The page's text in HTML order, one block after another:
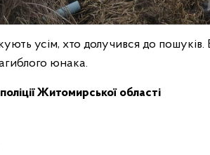
усім, хто долучився до
юнака.
Житомирської області